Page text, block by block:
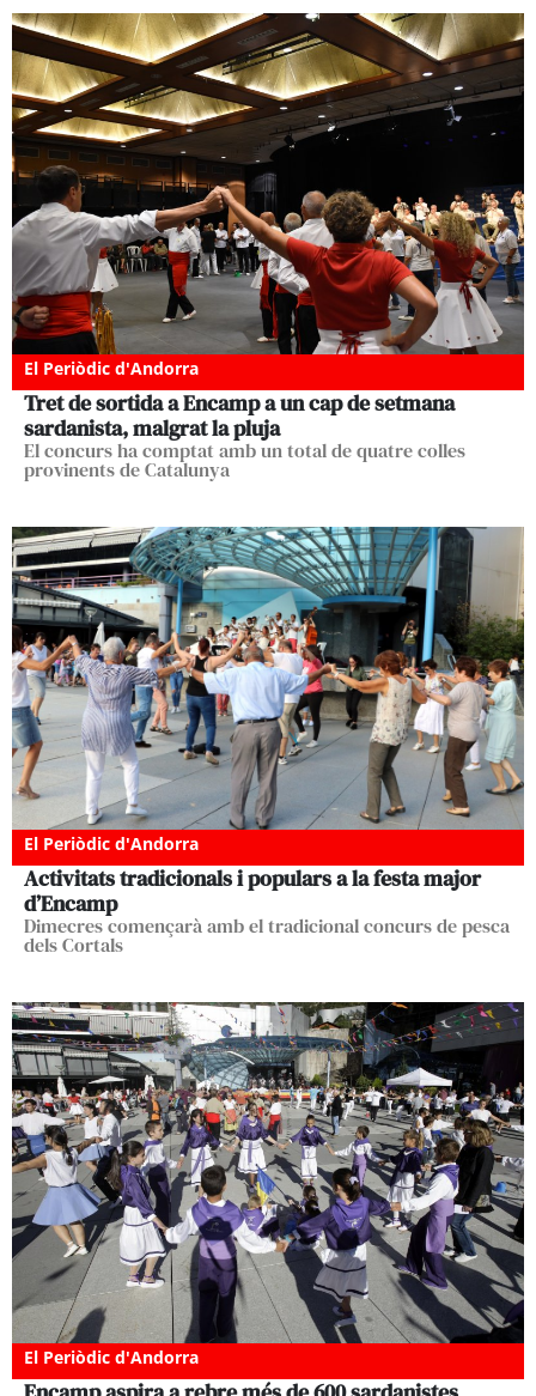
El Periòdic d'Andorra
Tret de sortida a Encamp a un cap de setmana
sardanista, malgrat la pluja
El concurs ha comptat amb un total de quatre colles
provinents de Catalunya
El Periòdic d'Andorra
Activitats tradicionals i populars a la festa major
d’Encamp
Dimecres començarà amb el tradicional concurs de pesca
dels Cortals
El Periòdic d'Andorra